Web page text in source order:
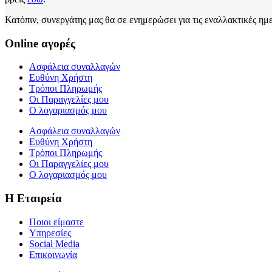
Κατόπιν, συνεργάτης μας θα σε ενημερώσει για τις εναλλακτικές
Online αγορές
Ασφάλεια συναλλαγών
Ευθύνη Χρήστη
Τρόποι Πληρωμής
Οι Παραγγελίες μου
Ο λογαριασμός μου
Ασφάλεια συναλλαγών
Ευθύνη Χρήστη
Τρόποι Πληρωμής
Οι Παραγγελίες μου
Ο λογαριασμός μου
Η Εταιρεία
Ποιοι είμαστε
Υπηρεσίες
Social Media
Επικοινωνία